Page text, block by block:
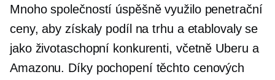
Mnoho společností úspěšně využilo penetrační
ceny, aby získaly podíl na trhu a etablovaly se
jako životaschopní konkurenti, včetně Uberu a
Amazonu. Díky pochopení těchto cenových